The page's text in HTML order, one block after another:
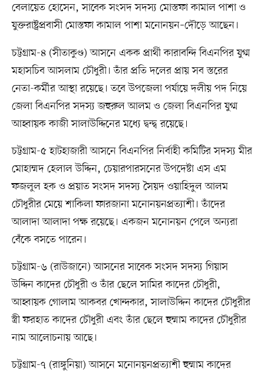
বেলায়েত হোসেন, সাবেক সংসদ সদস্য মোস্তফা কামাল পাশা ও
যুক্তরাষ্ট্রপ্রবাসী মোস্তফা কামাল পাশা মনোনয়ন–দৌড়ে আছেন।
চট্টগ্রাম-৪ (সীতাকুণ্ড) আসনে একক প্রার্থী কারাবন্দি বিএনপির যুগ্ম
মহাসচিব আসলাম চৌধুরী। তাঁর প্রতি দলের প্রায় সব স্তরের
নেতা-কর্মীর আস্থা রয়েছে। তবে উপজেলা পর্যায়ে দলীয় পদ নিয়ে
জেলা বিএনপির সদস্য জহুরুল আলম ও জেলা বিএনপির যুগ্ম
আহ্বায়ক কাজী সালাউদ্দিনের মধ্যে দ্বন্দ্ব রয়েছে।
চট্টগ্রাম-৫ হাটহাজারী আসনে বিএনপির নির্বাহী কমিটির সদস্য মীর
মোহাম্মদ হেলাল উদ্দিন, চেয়ারপারসনের উপদেষ্টা এস এম
ফজলুল হক ও প্রয়াত সংসদ সদস্য সৈয়দ ওয়াহিদুল আলম
চৌধুরীর মেয়ে শাকিলা ফারজানা মনোনয়নপ্রত্যাশী। তাঁদের
আলাদা আলাদা পক্ষ রয়েছে। একজন মনোনয়ন পেলে অন্যরা
বেঁকে বসতে পারেন।
চট্টগ্রাম-৬ (রাউজানে) আসনের সাবেক সংসদ সদস্য গিয়াস
উদ্দিন কাদের চৌধুরী ও তাঁর ছেলে সামির কাদের চৌধুরী,
আহ্বায়ক গোলাম আকবর খোন্দকার, সালাউদ্দিন কাদের চৌধুরীর
স্ত্রী ফরহাত কাদের চৌধুরী এবং তাঁর ছেলে হুম্মাম কাদের চৌধুরীর
নাম আলোচনায় আছে।
চট্টগ্রাম-৭ (রাঙ্গুনিয়া) আসনে মনোনয়নপ্রত্যাশী হুম্মাম কাদের